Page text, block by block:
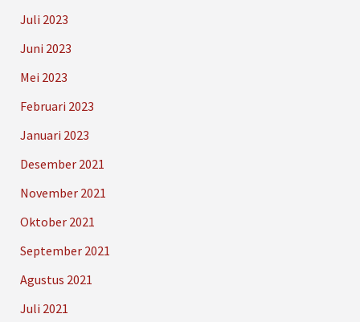
Juli 2023
Juni 2023
Mei 2023
Februari 2023
Januari 2023
Desember 2021
November 2021
Oktober 2021
September 2021
Agustus 2021
Juli 2021